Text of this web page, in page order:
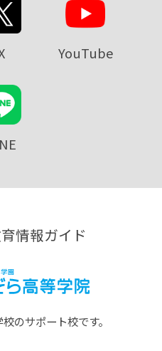
YouTube
情報ガイド
のサポート校です。